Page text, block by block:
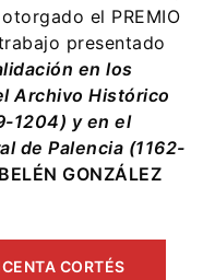
el PREMIO
presentado
en los
Archivo Histórico
1204) y en el
de Palencia (1162-
BELÉN GONZÁLEZ
CORTÉS